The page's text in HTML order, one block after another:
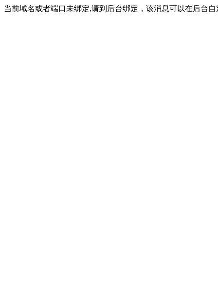
当前域名或者端口未绑定,请到后台绑定，该消息可以在后台自